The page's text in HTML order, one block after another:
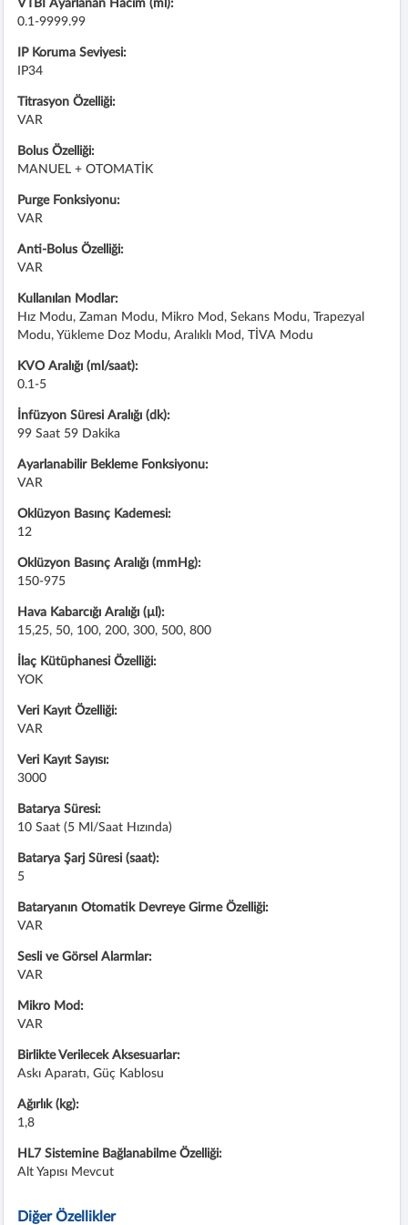
VTBI Ayarlanan Hacim (ml):
0.1-9999.99
IP Koruma Seviyesi:
IP34
Titrasyon Özelliği:
VAR
Bolus Özelliği:
MANUEL + OTOMATİK
Purge Fonksiyonu:
VAR
Anti-Bolus Özelliği:
VAR
Kullanılan Modlar:
Hız Modu, Zaman Modu, Mikro Mod, Sekans Modu, Trapezyal
Modu, Yükleme Doz Modu, Aralıklı Mod, TİVA Modu
KVO Aralığı (ml/saat):
0.1-5
İnfüzyon Süresi Aralığı (dk):
99 Saat 59 Dakika
Ayarlanabilir Bekleme Fonksiyonu:
VAR
Oklüzyon Basınç Kademesi:
12
Oklüzyon Basınç Aralığı (mmHg):
150-975
Hava Kabarcığı Aralığı (µl):
15,25, 50, 100, 200, 300, 500, 800
İlaç Kütüphanesi Özelliği:
YOK
Veri Kayıt Özelliği:
VAR
Veri Kayıt Sayısı:
3000
Batarya Süresi:
10 Saat (5 Ml/saat Hızında)
Batarya Şarj Süresi (saat):
5
Bataryanın Otomatik Devreye Girme Özelliği:
VAR
Sesli ve Görsel Alarmlar:
VAR
Mikro Mod:
VAR
Birlikte Verilecek Aksesuarlar:
Askı Aparatı, Güç Kablosu
Ağırlık (kg):
1,8
HL7 Sistemine Bağlanabilme Özelliği:
Alt Yapısı Mevcut
Diğer Özellikler